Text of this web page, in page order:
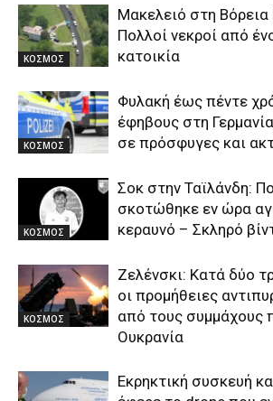
ΚΟΣΜΟΣ
Μακελειό στη Βόρεια
Πολλοί νεκροί από
κατοικία
ΚΟΣΜΟΣ
Φυλακή έως πέντε
έφηβους στη
σε πρόσφυγες και
ΚΟΣΜΟΣ
Σοκ στην Ταϊλάνδη:
σκοτώθηκε εν ώρα
κεραυνό – Σκληρό
ΚΟΣΜΟΣ
Ζελένσκι: Κατά δύο
οι προμήθειες
από τους συμμάχους
Ουκρανία
Εκρηκτική συσκευή